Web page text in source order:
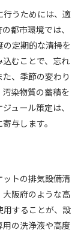
行うためには、適
都市環境では、
の定期的な清掃を
むことで、忘れ
、季節の変わり
染物質の蓄積を
ュール策定は、
与します。
ットの排気設備清
大阪府のような高
用することが、設
用の洗浄液や高度